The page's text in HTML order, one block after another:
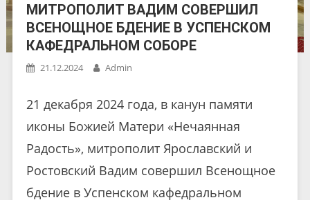
МИТРОПОЛИТ ВАДИМ СОВЕРШИЛ
ВСЕНОЩНОЕ БДЕНИЕ В УСПЕНСКОМ
КАФЕДРАЛЬНОМ СОБОРЕ
21.12.2024 Admin
21 декабря 2024 года, в канун памяти
иконы Божией Матери «Нечаянная
Радость», митрополит Ярославский и
Ростовский Вадим совершил Всенощное
бдение в Успенском кафедральном